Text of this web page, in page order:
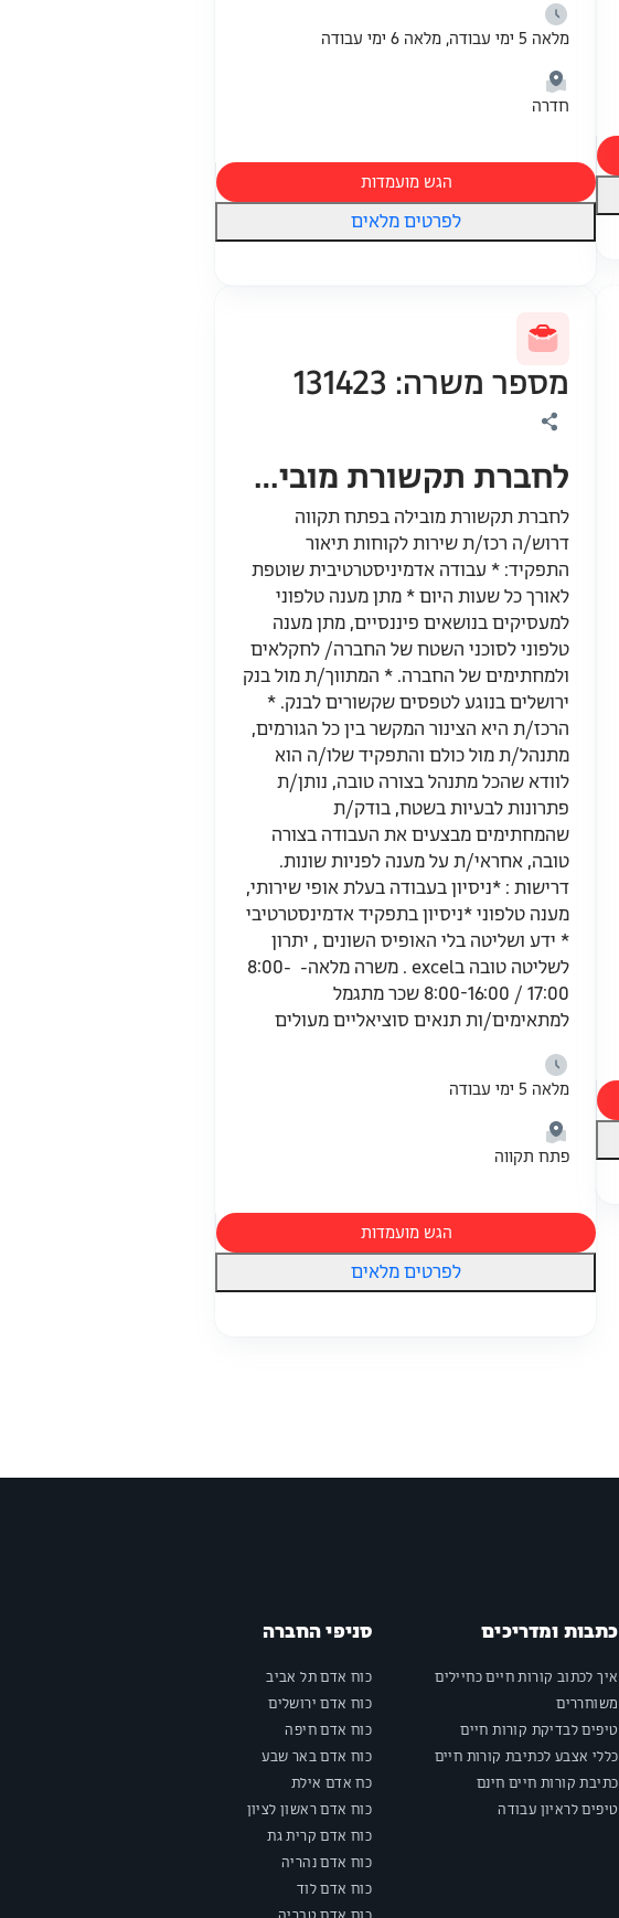
מלאה 5 ימי עבודה, מלאה 6 ימי עבודה
חדרה
הגש מועמדות
לפרטים מלאים
מספר משרה: 131423
לחברת תקשורת מובילה בפתח תקווה דרוש/ה רכז/ת שירות לקוחות
לחברת תקשורת מובילה בפתח תקווה
דרוש/ה רכז/ת שירות לקוחות תיאור
התפקיד: * עבודה אדמיניסטרטיבית שוטפת
לאורך כל שעות היום * מתן מענה טלפוני
למעסיקים בנושאים פיננסיים, מתן מענה
טלפוני לסוכני השטח של החברה/ לחקלאים
ולמחתימים של החברה. * המתווך/ת מול בנק
ירושלים בנוגע לטפסים שקשורים לבנק. *
הרכז/ת היא הצינור המקשר בין כל הגורמים,
מתנהל/ת מול כולם והתפקיד שלו/ה הוא
לוודא שהכל מתנהל בצורה טובה, נותן/ת
פתרונות לבעיות בשטח, בודק/ת
שהמחתימים מבצעים את העבודה בצורה
טובה, אחראי/ת על מענה לפניות שונות.
דרישות : *ניסיון בעבודה בעלת אופי שירותי,
מענה טלפוני *ניסיון בתפקיד אדמינסטרטיבי
* ידע ושליטה בלי האופיס השונים , יתרון
לשליטה טובה בexcel . משרה מלאה- 8:00-
17:00 / 8:00-16:00 שכר מתגמל
למתאימים/ות תנאים סוציאליים מעולים
מלאה 5 ימי עבודה
פתח תקווה
הגש מועמדות
לפרטים מלאים
כתבות ומדריכים
איך לכתוב קורות חיים כחיילים
משוחררים
טיפים לבדיקת קורות חיים
כללי אצבע לכתיבת קורות חיים
כתיבת קורות חיים חינם
טיפים לראיון עבודה
סניפי החברה
כוח אדם תל אביב
כוח אדם ירושלים
כוח אדם חיפה
כוח אדם באר שבע
כח אדם אילת
כוח אדם ראשון לציון
כוח אדם קרית גת
כוח אדם נהריה
כוח אדם לוד